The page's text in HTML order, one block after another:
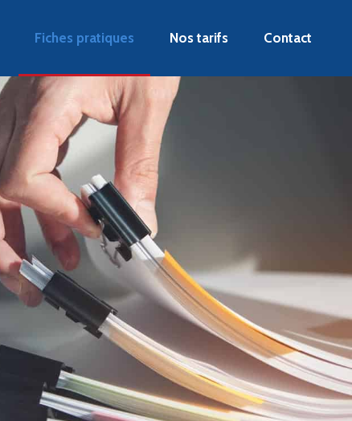
Fiches pratiques Nos tarifs Contact